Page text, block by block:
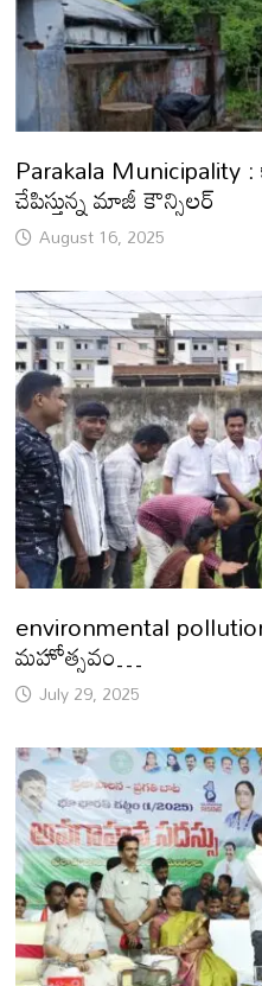
Parakala
చేపిస్తున్న మాజీ కౌన్సిలర్
August 16, 2025
environmental
మహోత్సవం…
July 29, 2025